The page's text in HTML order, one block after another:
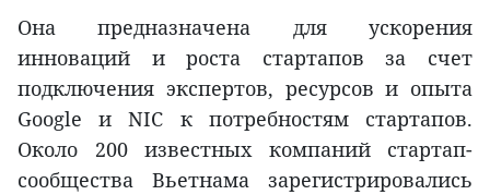
Она предназначена для ускорения
инноваций и роста стартапов за счет
подключения экспертов, ресурсов и опыта
Google и NIC к потребностям стартапов.
Около 200 известных компаний стартап-
сообщества Вьетнама зарегистрировались